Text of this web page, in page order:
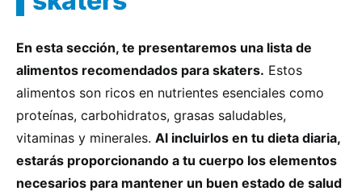
En esta sección, te presentaremos una lista de
alimentos recomendados para skaters. Estos
alimentos son ricos en nutrientes esenciales como
proteínas, carbohidratos, grasas saludables,
vitaminas y minerales. Al incluirlos en tu dieta diaria,
estarás proporcionando a tu cuerpo los elementos
necesarios para mantener un buen estado de salud